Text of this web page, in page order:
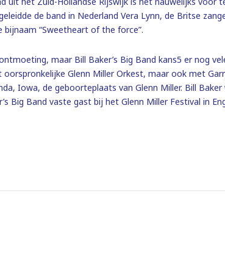
de band in Nederland Vera Lynn, de Britse
“Sweetheart of the force”.
maar Bill Baker’s Big Band kans5 er nog
Glenn Miller Orkest, maar ook met
Iowa, de geboorteplaats van Glenn Miller. Bill
Big Band vaste gast bij het Glenn Miller Festival in